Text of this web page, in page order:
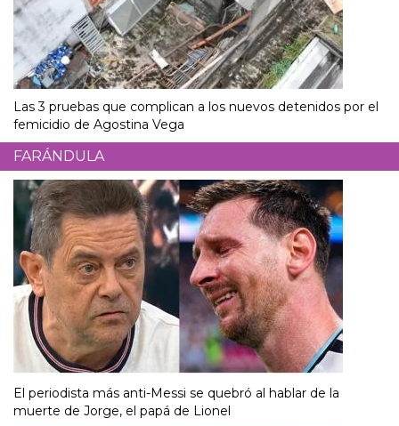
Las 3 pruebas que complican a los nuevos detenidos por el
femicidio de Agostina Vega
FARÁNDULA
El periodista más anti-Messi se quebró al hablar de la
muerte de Jorge, el papá de Lionel